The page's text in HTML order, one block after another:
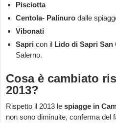
Pisciotta
Centola- Palinurodalle
Vibonati
Sapri con il Lido di Sapri San
Salerno.
Cosa è cambiato
2013?
Rispetto il 2013 lespiagge in
non sono diminuite, conferma del